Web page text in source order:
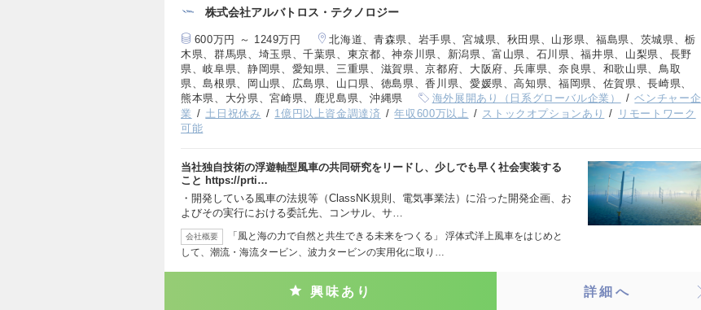
株式会社アルバトロス・テクノロジー
600万円 ～ 1249万円
北海道、青森県、岩手県、宮城県、秋田県、山形県、福島県、茨城県、栃
木県、群馬県、埼玉県、千葉県、東京都、神奈川県、新潟県、富山県、石川県、福井県、山梨県、長野
県、岐阜県、静岡県、愛知県、三重県、滋賀県、京都府、大阪府、兵庫県、奈良県、和歌山県、鳥取
県、島根県、岡山県、広島県、山口県、徳島県、香川県、愛媛県、高知県、福岡県、佐賀県、長崎県、
熊本県、大分県、宮崎県、鹿児島県、沖縄県
海外展開あり（日系グローバル企業）
ベンチャー企
業
土日祝休み 1億円以上資金調達済 年収600万以上 ストックオプションあり
リモートワーク
可能
当社独自技術の浮遊軸型風車の共同研究をリードし、少しでも早く社会実装する
こと https://prti…
・開発している風車の法規等（ClassNK規則、電気事業法）に沿った開発企画、お
よびその実行における委託先、コンサル、サ…
会社概要
「風と海の力で自然と共生できる未来をつくる」 浮体式洋上風車をはじめと
して、潮流・海流タービン、波力タービンの実用化に取り…
興味あり 詳細へ